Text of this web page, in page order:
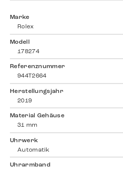
Marke
Rolex
Modell
178274
Referenznummer
944T2664
Herstellungsjahr
2019
Material Gehäuse
31 mm
Uhrwerk
Automatik
Uhrarmband